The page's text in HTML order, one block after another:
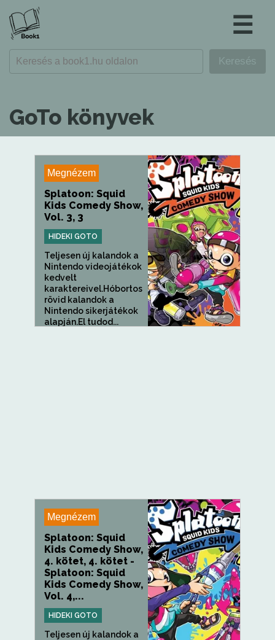
☰
GoTo könyvek
Megnézem
Splatoon: Squid
Kids Comedy Show,
Vol. 3, 3
HIDEKI GOTO
Teljesen új kalandok a
Nintendo videojátékok
kedvelt
karaktereivel.Hóbortos
rövid kalandok a
Nintendo sikerjátékok
alapján.El tudod...
Megnézem
Splatoon: Squid
Kids Comedy Show,
4. kötet, 4. kötet -
Splatoon: Squid
Kids Comedy Show,
Vol. 4,...
HIDEKI GOTO
Teljesen új kalandok a